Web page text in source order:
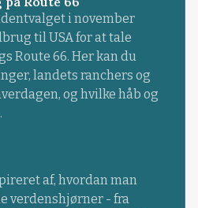
i november
til USA for at tale
Route 66. Her kan du
landets ranchers og
og hvilke håb og
af, hvordan man
verdenshjørner - fra